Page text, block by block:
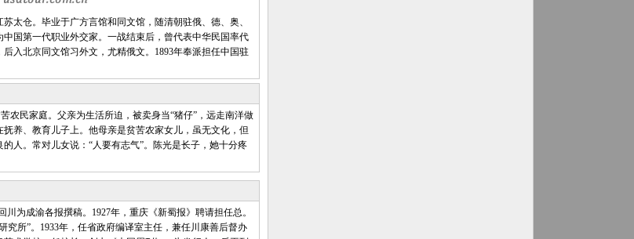
仓。毕业于广方言馆和同文馆，随清朝驻俄、德、奥、
国第一代职业外交家。一战结束后，曾代表中华民国率代
入北京同文馆习外文，尤精俄文。1893年奉派担任中国驻
民家庭。父亲为生活所迫，被卖身当“猪仔”，远走南洋做
养、教育儿子上。他母亲是贫苦农家女儿，虽无文化，但
人。常对儿女说：“人要有志气”。陈光是长子，她十分疼
为成渝各报撰稿。1927年，重庆《新蜀报》聘请担任总。
所”。1933年，任省政府编译室主任，兼任川康善后督办